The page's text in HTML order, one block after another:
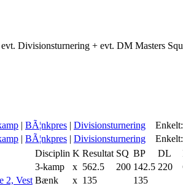
Divisionsturnering + evt. DM Masters
| BÃ¦nkpres | Divisionsturnering
Enkelt:
| BÃ¦nkpres | Divisionsturnering
Enkelt:
Disciplin K Resultat SQ BP DL
3-kamp x 562.5 200 142.5 220
2, Vest Bænk x 135 135